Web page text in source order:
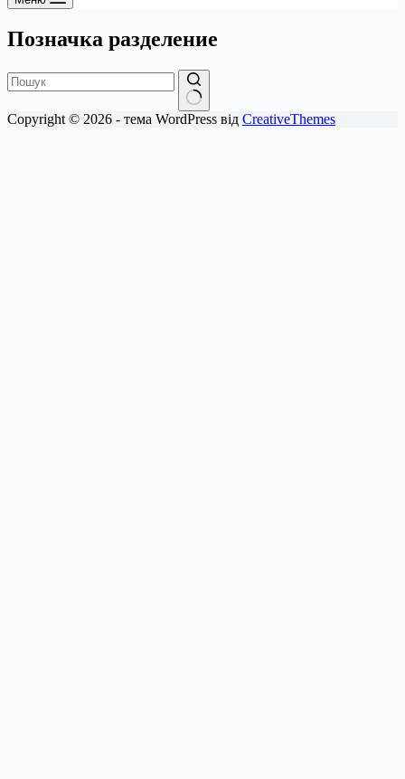
Позначка разделение
Немає
Copyright © 2026 - тема WordPress від CreativeThemes